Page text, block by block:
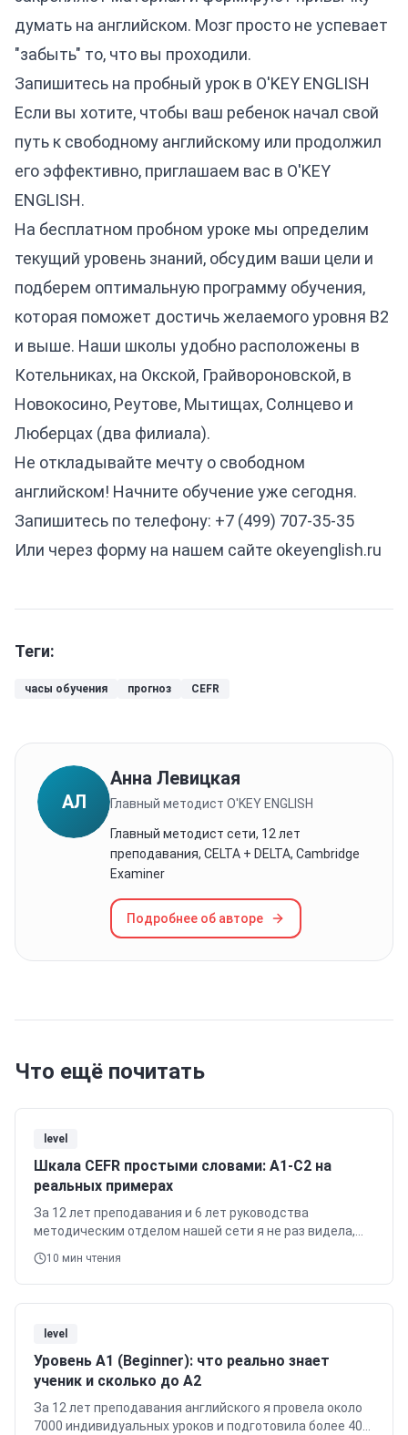
думать на английском. Мозг просто не успевает
"забыть" то, что вы проходили.
Запишитесь на пробный урок в O'KEY ENGLISH
Если вы хотите, чтобы ваш ребенок начал свой
путь к свободному английскому или продолжил
его эффективно, приглашаем вас в O'KEY
ENGLISH.
На бесплатном пробном уроке мы определим
текущий уровень знаний, обсудим ваши цели и
подберем оптимальную программу обучения,
которая поможет достичь желаемого уровня B2
и выше. Наши школы удобно расположены в
Котельниках, на Окской, Грайвороновской, в
Новокосино, Реутове, Мытищах, Солнцево и
Люберцах (два филиала).
Не откладывайте мечту о свободном
английском! Начните обучение уже сегодня.
Запишитесь по телефону: +7 (499) 707-35-35
Или через форму на нашем сайте okeyenglish.ru
Теги:
часы обучения прогноз CEFR
АЛ
Анна Левицкая
Главный методист O'KEY ENGLISH
Главный методист сети, 12 лет
преподавания, CELTA + DELTA, Cambridge
Examiner
Подробнее об авторе
Что ещё почитать
level
Шкала CEFR простыми словами: A1-C2 на
реальных примерах
За 12 лет преподавания и 6 лет руководства
методическим отделом нашей сети я не раз видела,
как непонимание шкалы CEFR сбивает с толку
родителей и учеников.
10 мин чтения
level
Уровень A1 (Beginner): что реально знает
ученик и сколько до A2
За 12 лет преподавания английского я провела около
7000 индивидуальных уроков и подготовила более 400